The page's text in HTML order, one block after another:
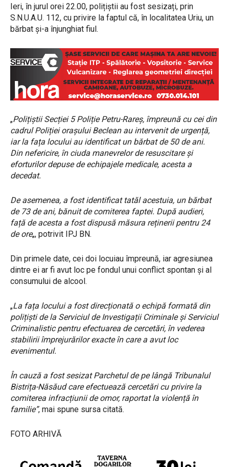
Ieri, în jurul orei 22.00, polițiștii au fost sesizați, prin
S.N.U.A.U. 112, cu privire la faptul că, în localitatea Uriu, un
bărbat și-a înjunghiat fiul.
„Polițiștii Secției 5 Poliție Petru-Rareș, împreună cu cei din
cadrul Poliției orașului Beclean au intervenit de urgență,
iar la fața locului au identificat un bărbat de 50 de ani.
Din nefericire, în ciuda manevrelor de resuscitare și
eforturilor depuse de echipajele medicale, acesta a
decedat.
De asemenea, a fost identificat tatăl acestuia, un bărbat
de 73 de ani, bănuit de comiterea faptei. După audieri,
față de acesta a fost dispusă măsura reținerii pentru 24
de ore„, potrivit IPJ BN.
Din primele date, cei doi locuiau împreună, iar agresiunea
dintre ei ar fi avut loc pe fondul unui conflict spontan și al
consumului de alcool.
„La fața locului a fost direcționată o echipă formată din
polițiști de la Serviciul de Investigații Criminale și Serviciul
Criminalistic pentru efectuarea de cercetări, în vederea
stabilirii împrejurărilor exacte în care a avut loc
evenimentul.
În cauză a fost sesizat Parchetul de pe lângă Tribunalul
Bistrița-Năsăud care efectuează cercetări cu privire la
comiterea infracțiunii de omor, raportat la violență în
familie”, mai spune sursa citată.
FOTO ARHIVĂ